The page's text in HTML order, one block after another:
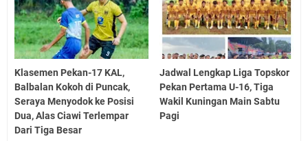
Klasemen Pekan-17 KAL,
Balbalan Kokoh di Puncak,
Seraya Menyodok ke Posisi
Dua, Alas Ciawi Terlempar
Dari Tiga Besar
Jadwal Lengkap Liga Topskor
Pekan Pertama U-16, Tiga
Wakil Kuningan Main Sabtu
Pagi